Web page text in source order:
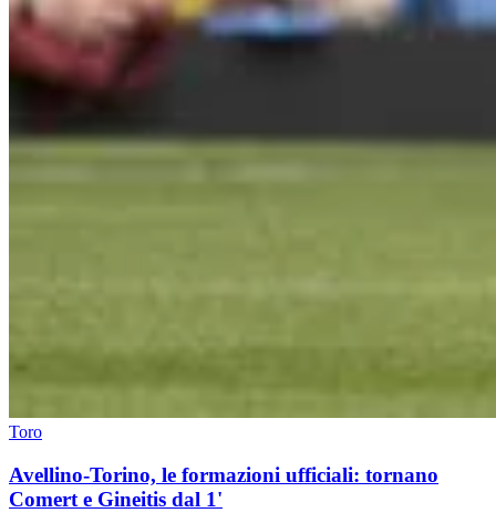
Toro
Avellino-Torino, le formazioni ufficiali: tornano
Comert e Gineitis dal 1'